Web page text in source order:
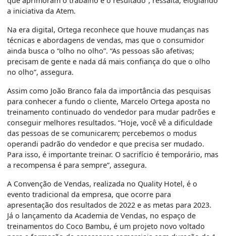
a iniciativa da Atem.
Na era digital, Ortega reconhece que houve mudanças nas
técnicas e abordagens de vendas, mas que o consumidor
ainda busca o “olho no olho”. “As pessoas são afetivas;
precisam de gente e nada dá mais confiança do que o olho
no olho”, assegura.
Assim como João Branco fala da importância das pesquisas
para conhecer a fundo o cliente, Marcelo Ortega aposta no
treinamento continuado do vendedor para mudar padrões e
conseguir melhores resultados. “Hoje, você vê a dificuldade
das pessoas de se comunicarem; percebemos o modus
operandi padrão do vendedor e que precisa ser mudado.
Para isso, é importante treinar. O sacrifício é temporário, mas
a recompensa é para sempre”, assegura.
A Convenção de Vendas, realizada no Quality Hotel, é o
evento tradicional da empresa, que ocorre para
apresentação dos resultados de 2022 e as metas para 2023.
Já o lançamento da Academia de Vendas, no espaço de
treinamentos do Coco Bambu, é um projeto novo voltado